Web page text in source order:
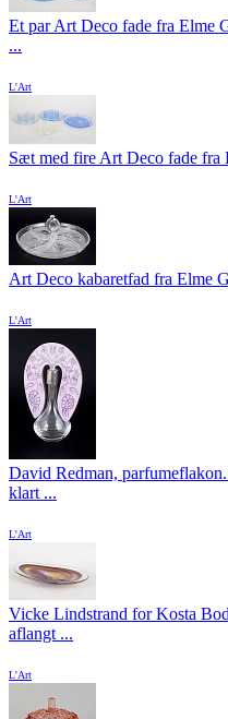
Et par Art Deco fade fra Elme
...
L'Art
Sæt med fire Art Deco fade fra
L'Art
Art Deco kabaretfad fra Elme
L'Art
David Redman,
klart ...
L'Art
Vicke Lindstrand for Kosta
aflangt ...
L'Art